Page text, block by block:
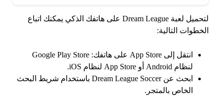
لتحميل لعبة Dream League على هاتفك الذكي يمكنك اتباع
الخطوات التالية:
انتقل إلى App Store على هاتفك: Google Play Store
لنظام Android أو App Store لنظام iOS.
ابحث عن Dream League Soccer باستخدام شريط البحث
الخاص بالمتجر.